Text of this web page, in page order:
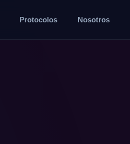
Protocolos Nosotros